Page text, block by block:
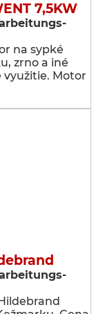
7,5KW
na sypké
zrno a iné
využitie. Motor